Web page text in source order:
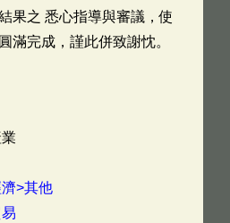
果之 悉心指導與審議，使
滿完成，謹此併致謝忱。
>其他